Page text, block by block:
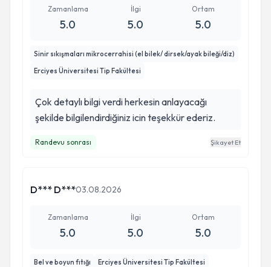
Zamanlama
5.0
İlgi
5.0
Ortam
5.0
Sinir sıkışmaları mikrocerrahisi (el bilek/ dirsek/ayak bileği/diz)
Erciyes Üniversitesi Tip Fakültesi
Çok detaylı bilgi verdi herkesin anlayacağı
şekilde bilgilendirdiğiniz icin teşekkür ederiz.
Randevu sonrası Şikayet Et
D*** D***03.08.2026
Zamanlama
5.0
İlgi
5.0
Ortam
5.0
Bel ve boyun fıtığı Erciyes Üniversitesi Tip Fakültesi